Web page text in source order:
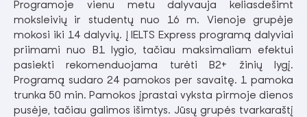
Programoje vienu metu dalyvauja keliasdešimt
moksleivių ir studentų nuo 16 m. Vienoje grupėje
mokosi iki 14 dalyvių. Į IELTS Express programą dalyviai
priimami nuo B1 lygio, tačiau maksimaliam efektui
pasiekti rekomenduojama turėti B2+ žinių lygį.
Programą sudaro 24 pamokos per savaitę. 1 pamoka
trunka 50 min. Pamokos įprastai vyksta pirmoje dienos
pusėje, tačiau galimos išimtys. Jūsų grupės tvarkaraštį